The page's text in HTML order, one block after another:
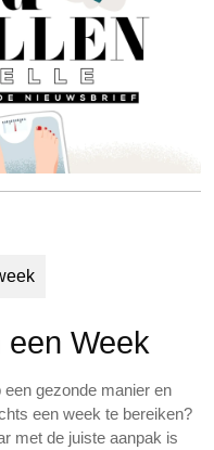
een Week
gezonde manier en
een week te bereiken?
met de juiste aanpak is